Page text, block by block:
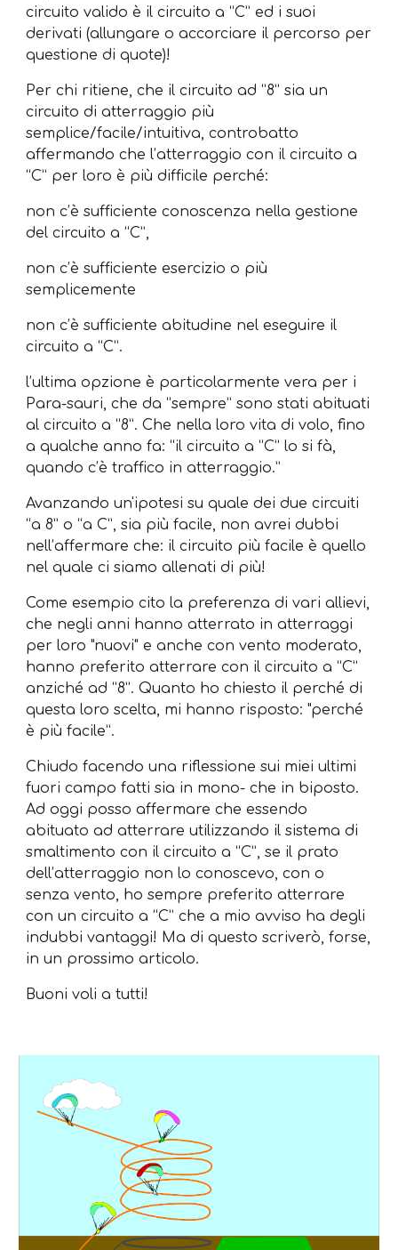
circuito valido è il circuito a “C” ed i suoi
derivati (allungare o accorciare il percorso per
questione di quote)!
Per chi ritiene, che il circuito ad “8” sia un
circuito di atterraggio più
semplice/facile/intuitiva, controbatto
affermando che l’atterraggio con il circuito a
“C” per loro è più difficile perché:
non c’è sufficiente conoscenza nella gestione
del circuito a “C”,
non c’è sufficiente esercizio o più
semplicemente
non c’è sufficiente abitudine nel eseguire il
circuito a “C”.
l’ultima opzione è particolarmente vera per i
Para-sauri, che da “sempre” sono stati abituati
al circuito a “8”. Che nella loro vita di volo, fino
a qualche anno fa: “il circuito a “C” lo si fà,
quando c’è traffico in atterraggio.”
Avanzando un'ipotesi su quale dei due circuiti
“a 8” o “a C”, sia più facile, non avrei dubbi
nell’affermare che: il circuito più facile è quello
nel quale ci siamo allenati di più!
Come esempio cito la preferenza di vari allievi,
che negli anni hanno atterrato in atterraggi
per loro "nuovi" e anche con vento moderato,
hanno preferito atterrare con il circuito a “C”
anziché ad “8”. Quanto ho chiesto il perché di
questa loro scelta, mi hanno risposto: "perché
è più facile”.
Chiudo facendo una riflessione sui miei ultimi
fuori campo fatti sia in mono- che in biposto.
Ad oggi posso affermare che essendo
abituato ad atterrare utilizzando il sistema di
smaltimento con il circuito a “C”, se il prato
dell’atterraggio non lo conoscevo, con o
senza vento, ho sempre preferito atterrare
con un circuito a “C” che a mio avviso ha degli
indubbi vantaggi! Ma di questo scriverò, forse,
in un prossimo articolo.
Buoni voli a tutti!